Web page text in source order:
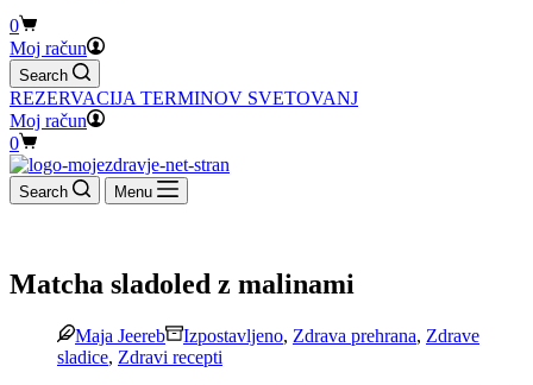
Shopping
cart
0
Moj račun
Search
REZERVACIJA TERMINOV SVETOVANJ
Moj račun
Shopping
cart
0
Search Menu
Matcha sladoled z malinami
Maja Jeereb Izpostavljeno, Zdrava prehrana, Zdrave
sladice, Zdravi recepti